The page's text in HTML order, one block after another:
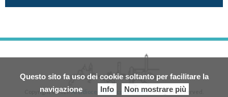
Questo sito fa uso dei cookie soltanto per facilitare la
navigazione
Info Non mostrare più
Copyright © 2019.Arcidiocesi di Ancona-Osimo.All Rights Reserved.